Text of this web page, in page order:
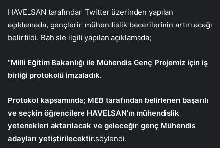
HAVELSAN tarafından Twitter üzerinden yapılan
açıklamada, gençlerin mühendislik becerilerinin artırılacağı
belirtildi. Bahisle ilgili yapılan açıklamada;
“Milli Eğitim Bakanlığı ile Mühendis Genç Projemiz için iş
birliği protokolü imzaladık.
Protokol kapsamında; MEB tarafından belirlenen başarılı
ve seçkin öğrencilere HAVELSAN’ın mühendislik
yetenekleri aktarılacak ve geleceğin genç Mühendis
adayları yetiştirilecektir.söylendi.